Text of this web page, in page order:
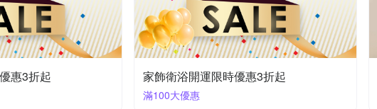
惠3折起 家飾衛浴開運限時優惠3折起
滿100大優惠